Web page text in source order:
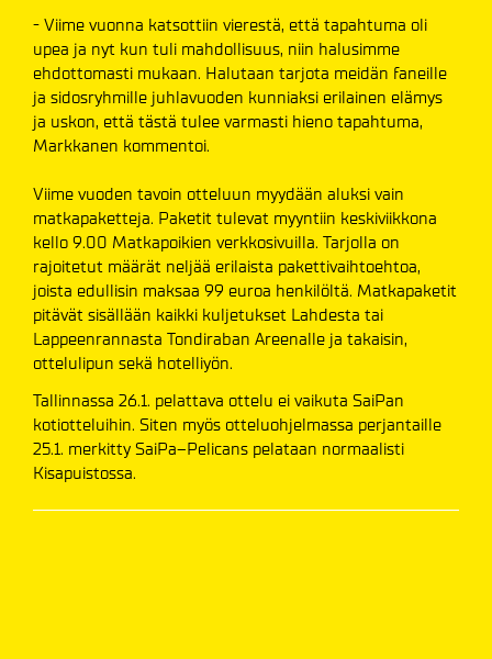
- Viime vuonna katsottiin vierestä, että tapahtuma oli
upea ja nyt kun tuli mahdollisuus, niin halusimme
ehdottomasti mukaan. Halutaan tarjota meidän faneille
ja sidosryhmille juhlavuoden kunniaksi erilainen elämys
ja uskon, että tästä tulee varmasti hieno tapahtuma,
Markkanen kommentoi.
Viime vuoden tavoin otteluun myydään aluksi vain
matkapaketteja. Paketit tulevat myyntiin keskiviikkona
kello 9.00 Matkapoikien verkkosivuilla. Tarjolla on
rajoitetut määrät neljää erilaista pakettivaihtoehtoa,
joista edullisin maksaa 99 euroa henkilöltä. Matkapaketit
pitävät sisällään kaikki kuljetukset Lahdesta tai
Lappeenrannasta Tondiraban Areenalle ja takaisin,
ottelulipun sekä hotelliyön.
Tallinnassa 26.1. pelattava ottelu ei vaikuta SaiPan
kotiotteluihin. Siten myös otteluohjelmassa perjantaille
25.1. merkitty SaiPa–Pelicans pelataan normaalisti
Kisapuistossa.